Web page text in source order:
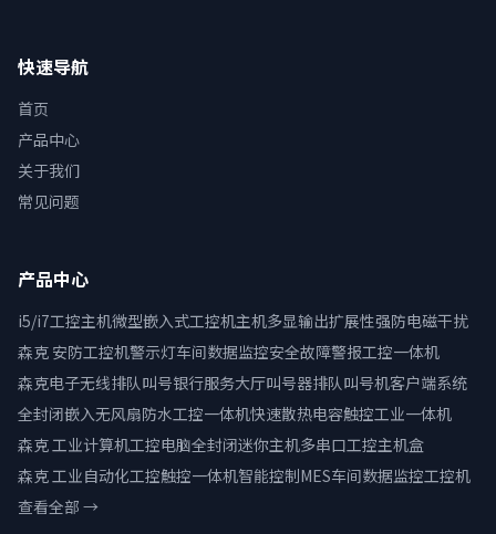
快速导航
首页
产品中心
关于我们
常见问题
产品中心
i5/i7工控主机微型嵌入式工控机主机多显输出扩展性强防电磁干扰
森克 安防工控机警示灯车间数据监控安全故障警报工控一体机
森克电子无线排队叫号银行服务大厅叫号器排队叫号机客户端系统
全封闭嵌入无风扇防水工控一体机快速散热电容触控工业一体机
森克 工业计算机工控电脑全封闭迷你主机多串口工控主机盒
森克 工业自动化工控触控一体机智能控制MES车间数据监控工控机
查看全部 →